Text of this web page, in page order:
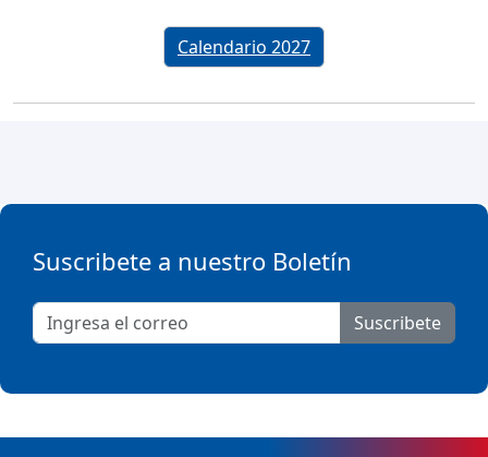
Calendario 2027
Suscribete a nuestro Boletín
Suscribete